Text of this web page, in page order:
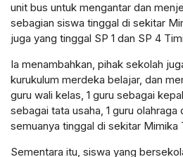
unit bus untuk mengantar dan
sebagian siswa tinggal di sekitar
juga yang tinggal SP 1 dan SP 4
Ia menambahkan, pihak sekolah
kurukulum merdeka belajar, dan
guru wali kelas, 1 guru sebagai
sebagai tata usaha, 1 guru olahraga
semuanya tinggal di sekitar Mimika
Sementara itu, siswa yang